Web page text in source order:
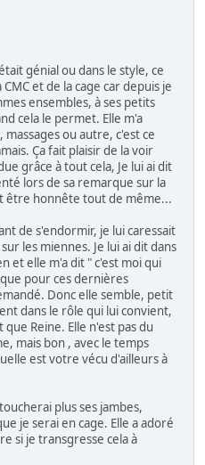
génial ou dans le style, ce
et de la cage car depuis je
ensembles, à ses petits
cela le permet. Elle m'a
ou autre, c'est ce
Ça fait plaisir de la voir
grâce à tout cela, Je lui ai dit
lors de sa remarque sur la
être honnête tout de même...
de s'endormir, je lui caressait
les miennes. Je lui ai dit dans
et elle m'a dit " c'est moi qui
pour ces dernières
Donc elle semble, petit
dans le rôle qui lui convient,
Reine. Elle n'est pas du
mais bon , avec le temps
est votre vécu d'ailleurs à
plus ses jambes,
je serai en cage. Elle a adoré
si je transgresse cela à